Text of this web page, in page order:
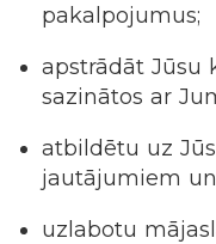
pakalpojumus;
apstrādāt Jūsu
sazinātos ar
atbildētu uz
jautājumiem
uzlabotu